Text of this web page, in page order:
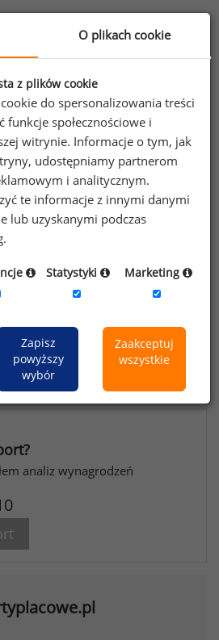
raporcie
raportu
w raporcie
badania
firm doradczych
nowszą wersję:
firm produkcyjnych - wiosna/lato
analiz wynagrodzeń
O plikach cookie
z plików cookie
do spersonalizowania treści
społecznościowe i
witrynie. Informacje o tym, jak
udostępniamy partnerom
i analitycznym.
te informacje z innymi danymi
lub uzyskanymi podczas
Statystyki Marketing
Zapisz
powyższy
wybór
Zaakceptuj
wszystkie